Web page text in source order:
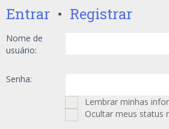
Entrar • Registrar
Nome de
usuário:
Senha:
Lembrar minhas
Ocultar meus status